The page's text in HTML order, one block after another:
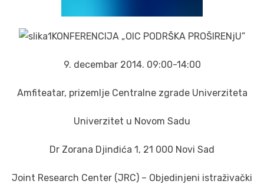
KONFERENCIJA „OIC PODRŠKA PROŠIRENjU”
9. decembar 2014. 09:00-14:00
Amfiteatar, prizemlje Centralne zgrade Univerziteta
Univerzitet u Novom Sadu
Dr Zorana Djinđića 1, 21 000 Novi Sad
Joint Research Center (JRC) – Objedinjeni istraživački